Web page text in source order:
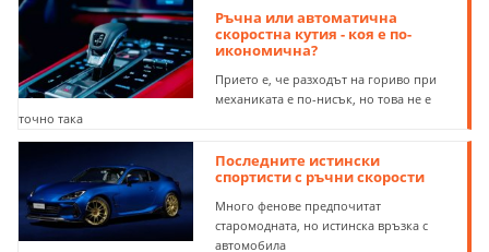
Ръчна или автоматична
скоростна кутия - коя е по-
икономична?
Прието е, че разходът на гориво при
механиката е по-нисък, но това не е
точно така
Последните истински
спортисти с ръчни скорости
Много фенове предпочитат
старомодната, но истинска връзка с
автомобила